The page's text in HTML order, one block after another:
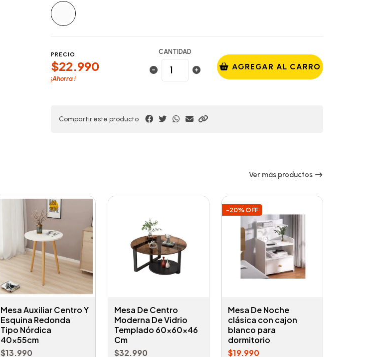
PRECIO
$22.990
¡Ahorra!
CANTIDAD
AGREGAR AL CARRO
Compartir este producto
Ver más productos
Mesa Auxiliar Centro Y
Esquina Redonda
Tipo Nórdica
40x55cm
$13.990
Mesa De Centro
Moderna De Vidrio
Templado 60x60x46
Cm
$32.990
-20% OFF
Mesa De Noche
clásica con cajon
blanco para
dormitorio
$19.990